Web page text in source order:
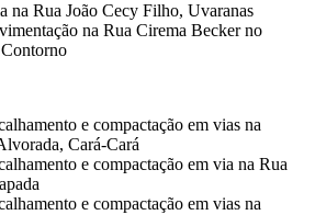
na Rua João Cecy Filho, Uvaranas
na Rua Cirema Becker no
e compactação em vias na
Cará-Cará
e compactação em via na Rua
e compactação em vias na